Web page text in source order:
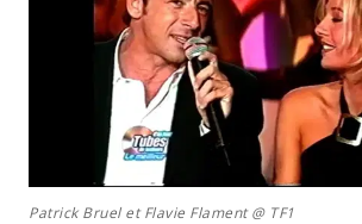
Patrick Bruel et Flavie Flament @ TF1